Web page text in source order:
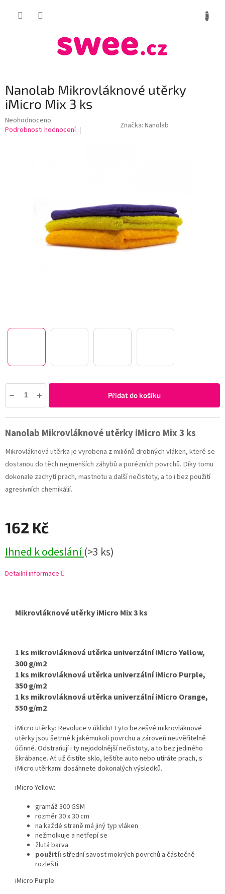
Nanolab Mikrovláknové utěrky
iMicro Mix 3 ks
Průměrné
hodnocení
Neohodnoceno
Podrobnosti hodnocení
Značka: Nanolab
162 Kč
Ihned k odeslání(>3 ks)
Přidat do košíku
Nanolab Mikrovláknové utěrky iMicro Mix 3 ks
Mikrovláknová utěrka je vyrobena z miliónů drobných vláken, které se
dostanou do těch nejmenších záhybů a porézních povrchů. Díky tomu
dokonale zachytí prach, mastnotu a další nečistoty, a to i bez použití
agresivních chemikálií.
Detailní informace
Mikrovláknové utěrky iMicro Mix 3 ks
1 ks mikrovláknová utěrka univerzální iMicro Yellow,
300 g/m2
1 ks mikrovláknová utěrka univerzální iMicro Purple,
350 g/m2
1 ks mikrovláknová utěrka univerzální iMicro Orange,
550 g/m2
iMicro utěrky: Revoluce v úklidu! Tyto bezešvé mikrovláknové
utěrky jsou šetrné k jakémukoli povrchu a zároveň neuvěřitelně
účinné. Odstraňují i ty nejodolnější nečistoty, a to bez jediného
škrábance. Ať už čistíte sklo, leštíte auto nebo utíráte prach, s
iMicro utěrkami dosáhnete dokonalých výsledků.
iMicro Yellow:
gramáž 300 GSM
rozměr 30 x 30 cm
na každé straně má jiný typ vláken
nežmolkuje a netřepí se
žlutá barva
použití: střední savost mokrých povrchů a částečně
rozleští
iMicro Purple: